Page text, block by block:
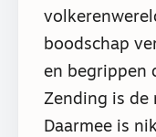
boodschap
en begrippen
Zending is de
Daarmee is